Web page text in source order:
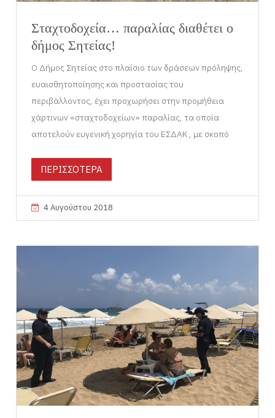
Σταχτοδοχεία… παραλίας διαθέτει ο
δήμος Σητείας!
Ο Δήμος Σητείας στο πλαίσιο των δράσεων πρόληψης,
ευαισθητοποίησης και προστασίας του
περιβάλλοντος, έχει προχωρήσει στην προμήθεια
χάρτινων «σταχτοδοχείων» παραλίας, τα οποία
αποτελούν ευγενική χορηγία του ΕΣΔΑΚ , με σκοπό
ΠΕΡΙΣΣΟΤΕΡΑ
4 Αυγούστου 2018